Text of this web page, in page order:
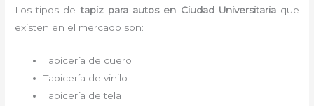
Los tipos detapiz para autos en Ciudad Universitariaque
existen en el mercado son:
Tapicería de cuero
Tapicería de vinilo
Tapicería de tela